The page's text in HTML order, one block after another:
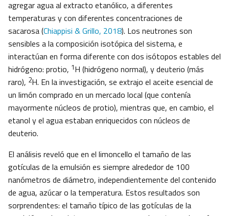
agregar agua al extracto etanólico, a diferentes
temperaturas y con diferentes concentraciones de
sacarosa (Chiappisi & Grillo, 2018). Los neutrones son
sensibles a la composición isotópica del sistema, e
interactúan en forma diferente con dos isótopos estables del
hidrógeno: protio, 1H (hidrógeno normal), y deuterio (más
raro), 2H. En la investigación, se extrajo el aceite esencial de
un limón comprado en un mercado local (que contenía
mayormente núcleos de protio), mientras que, en cambio, el
etanol y el agua estaban enriquecidos con núcleos de
deuterio.
El análisis reveló que en el limoncello el tamaño de las
gotículas de la emulsión es siempre alrededor de 100
nanómetros de diámetro, independientemente del contenido
de agua, azúcar o la temperatura. Estos resultados son
sorprendentes: el tamaño típico de las gotículas de la